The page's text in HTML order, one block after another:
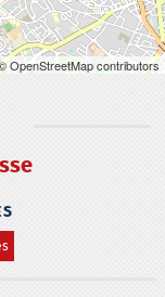
OpenStreetMap contributors